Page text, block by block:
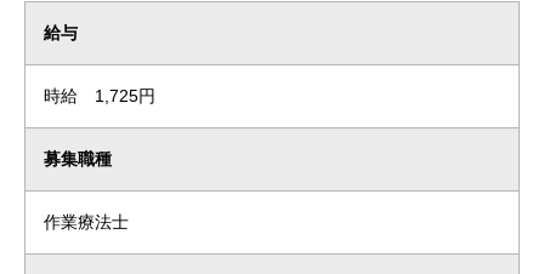
給与
時給 1,725円
募集職種
作業療法士